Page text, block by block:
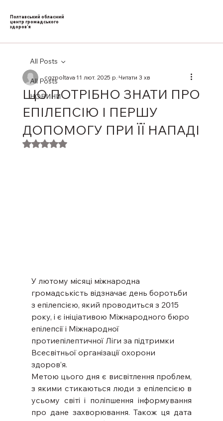
Полтавський обласний
центр громадського
здоров’я
All Posts
НОВИНИ
All Posts
ЩО ПОТРІБНО ЗНАТИ ПРО
ЕПІЛЕПСІЮ І ПЕРШУ
ДОПОМОГУ ПРИ ЇЇ НАПАДІ
cgzpoltava11 лют. 2025 р.Читати 3 хв
Оцінка: NaN з 5 зірок.
У лютому місяці міжнародна
громадськість відзначає день боротьби
з епілепсією, який проводиться з 2015
року, і є ініціативою Міжнародного бюро
епілепсії і Міжнародної
протиепілептичної Ліги за підтримки
Всесвітньої організації охорони
здоров’я.
Метою цього дня є висвітлення проблем,
з якими стикаються люди з епілепсією в
усьому світі і поліпшення інформування
про дане захворювання. Також ця дата